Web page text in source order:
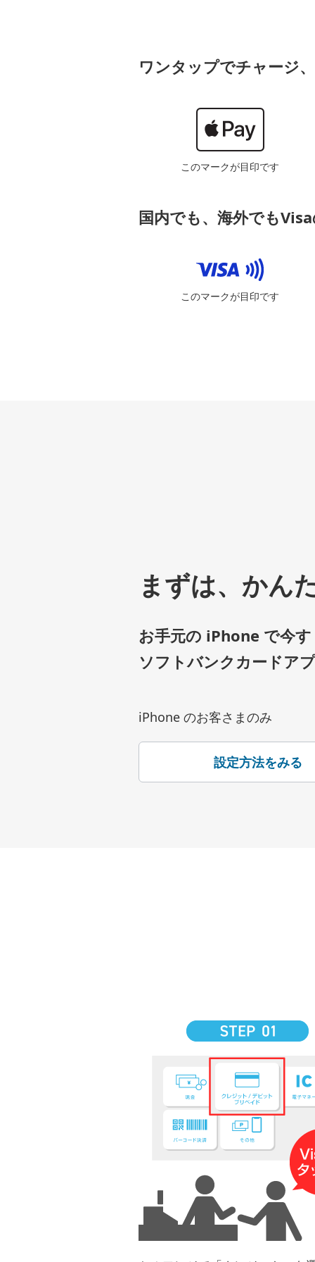
ワンタップでチャージ
このマークが目印です
国内でも、海外でも
このマークが目印です
まずは、かん
お手元の iPhone で今
ソフトバンクカードア
iPhone のお客さまのみ
設定方法をみる